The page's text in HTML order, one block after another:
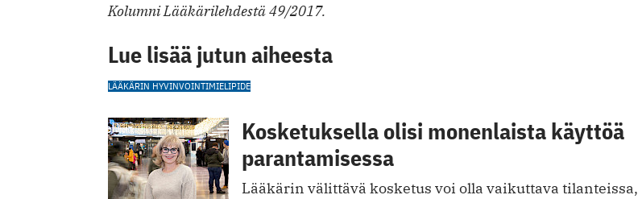
Kolumni Lääkärilehdestä 49/2017.
Lue lisää jutun aiheesta
LÄÄKÄRIN HYVINVOINTIMIELIPIDE
Kosketuksella olisi monenlaista käyttöä
parantamisessa
Lääkärin välittävä kosketus voi olla vaikuttava tilanteissa,